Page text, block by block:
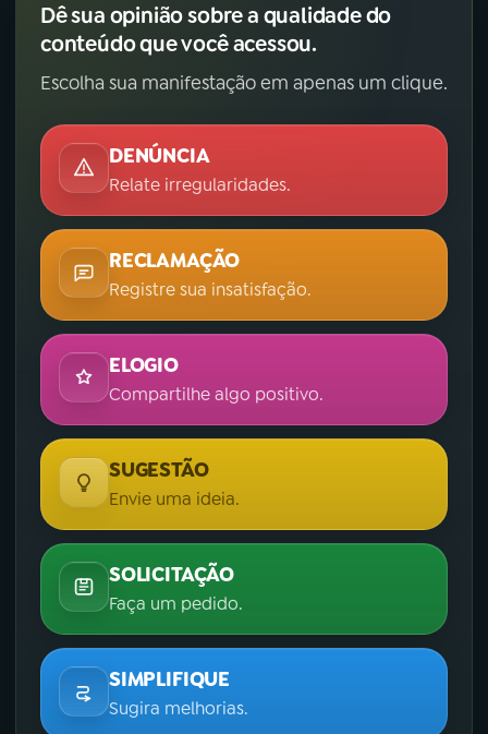
Dê sua opinião sobre a qualidade do
conteúdo que você acessou.
Escolha sua manifestação em apenas um clique.
DENÚNCIA
Relate irregularidades.
RECLAMAÇÃO
Registre sua insatisfação.
ELOGIO
Compartilhe algo positivo.
SUGESTÃO
Envie uma ideia.
SOLICITAÇÃO
Faça um pedido.
SIMPLIFIQUE
Sugira melhorias.